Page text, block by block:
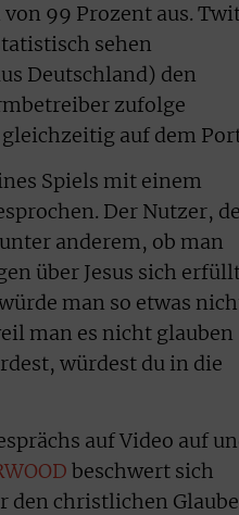
99 Prozent aus.
sehen
Deutschland) den
zufolge
auf dem
Spiels mit einem
Der Nutzer,
anderem, ob man
über Jesus sich
man so etwas
man es nicht glauben
würdest du in die
auf Video auf
beschwert sich
den christlichen